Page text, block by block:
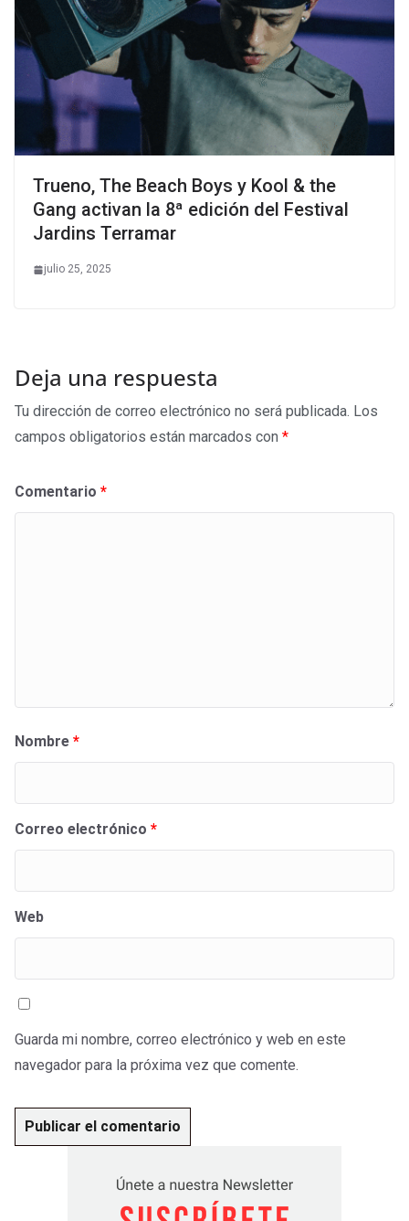
Trueno, The Beach Boys y Kool & the
Gang activan la 8ª edición del Festival
Jardins Terramar
julio 25, 2025
Deja una respuesta
Tu dirección de correo electrónico no será publicada. Los
campos obligatorios están marcados con *
Comentario *
Nombre *
Correo electrónico *
Web
Guarda mi nombre, correo electrónico y web en este
navegador para la próxima vez que comente.